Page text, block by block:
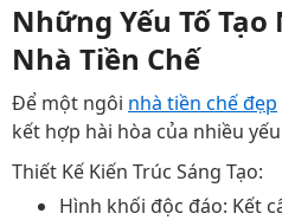
Những Yếu Tố Tạo
Nhà Tiền Chế
Để một ngôi nhà tiền chế đẹp
kết hợp hài hòa của nhiều
Thiết Kế Kiến Trúc Sáng Tạo:
Hình khối độc đáo: Kết